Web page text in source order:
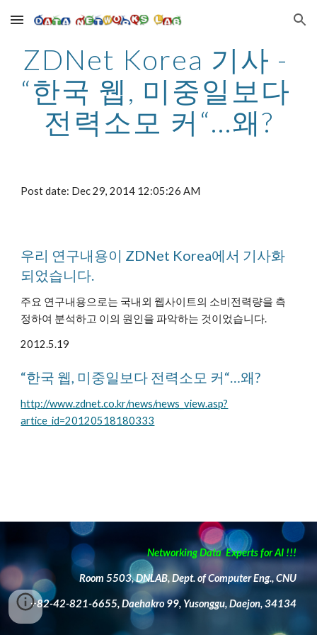
Skip to main content Skip to navigation
ZDNet Korea 기사 -
“한국 웹, 미중일보다
전력소모 커“…왜?
Post date: Dec 29, 2014 12:05:26 AM
우리 연구내용이 ZDNet Korea에서 기사화
되었습니다.
주요 연구내용으로는 국내외 웹사이트의 소비전력량을 측
정하여 분석하고 이의 원인을 파악하는 것이었습니다.
2012.5.19
“한국 웹, 미중일보다 전력소모 커“…왜?
http://www.zdnet.co.kr/news/news_view.asp?
artice_id=20120518180333
Networking Data Experts for AI !!!
Room 5503, DNLAB, Dept. of Computer Eng., CNU
+82-42-821-6655, Daehakro 99, Yusonggu, Daejon, 34134